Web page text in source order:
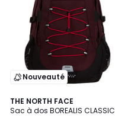
Nouveauté
THE NORTH FACE
Sac à dos BOREALIS CLASSIC